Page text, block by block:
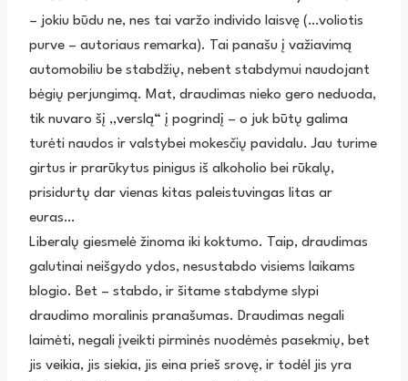
– jokiu būdu ne, nes tai varžo individo laisvę (…voliotis
purve – autoriaus remarka). Tai panašu į važiavimą
automobiliu be stabdžių, nebent stabdymui naudojant
bėgių perjungimą. Mat, draudimas nieko gero neduoda,
tik nuvaro šį „verslą“ į pogrindį – o juk būtų galima
turėti naudos ir valstybei mokesčių pavidalu. Jau turime
girtus ir prarūkytus pinigus iš alkoholio bei rūkalų,
prisidurtų dar vienas kitas paleistuvingas litas ar
euras…
Liberalų giesmelė žinoma iki koktumo. Taip, draudimas
galutinai neišgydo ydos, nesustabdo visiems laikams
blogio. Bet – stabdo, ir šitame stabdyme slypi
draudimo moralinis pranašumas. Draudimas negali
laimėti, negali įveikti pirminės nuodėmės pasekmių, bet
jis veikia, jis siekia, jis eina prieš srovę, ir todėl jis yra